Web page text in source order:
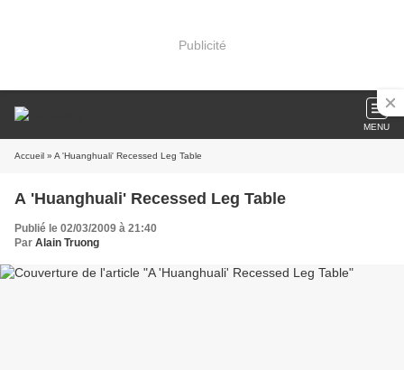
Publicité
MENU
Accueil » A 'Huanghuali' Recessed Leg Table
A 'Huanghuali' Recessed Leg Table
Publié le 02/03/2009 à 21:40
Par Alain Truong